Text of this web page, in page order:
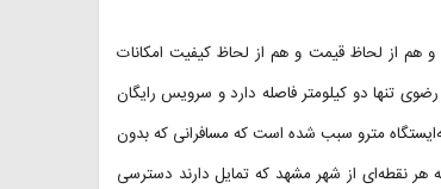
هم از لحاظ قیمت و هم از لحاظ کیفیت امکانات
تنها دو کیلومتر فاصله دارد و سرویس رایگان
مترو سبب شده است که مسافرانی که بدون
نقطه‌ای از شهر مشهد که تمایل دارند دسترسی